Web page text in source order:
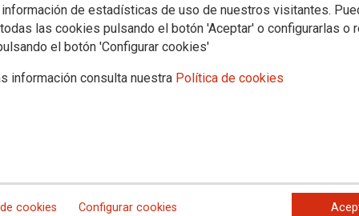
de estadísticas de uso de nuestros visitantes.
las cookies pulsando el botón 'Aceptar' o configurarlas o
el botón 'Configurar cookies'
información consulta nuestra Política de cookies
cookies Configurar cookies
bibliográficas. Octubre 2021
al mes de Octubre 2021 en el que se reúnen nuevas
pueden consultarse en la Fundación 1º de Mayo